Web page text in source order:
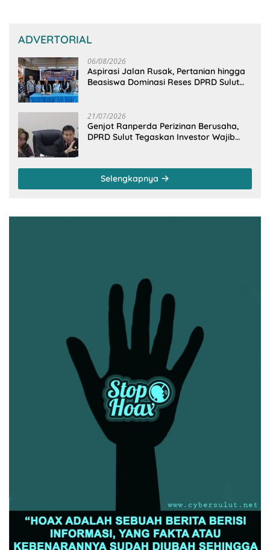
ADVERTORIAL
06/08/2026
Aspirasi Jalan Rusak, Pertanian hingga
Beasiswa Dominasi Reses DPRD Sulut
21/07/2026
Genjot Ranperda Perizinan Berusaha,
DPRD Sulut Tegaskan Investor Wajib
Selengkapnya